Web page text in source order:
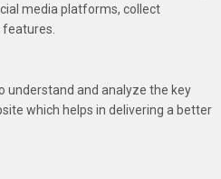
media platforms, collect
understand and analyze the key
which helps in delivering a better